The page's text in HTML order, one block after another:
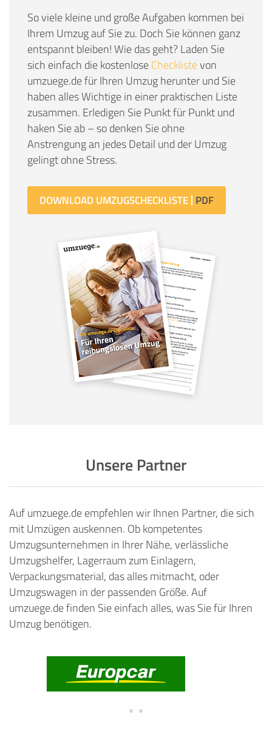
So viele kleine und große Aufgaben kommen bei
Ihrem Umzug auf Sie zu. Doch Sie können ganz
entspannt bleiben! Wie das geht? Laden Sie
sich einfach die kostenloseChecklistevon
umzuege.de für Ihren Umzug herunter und Sie
haben alles Wichtige in einer praktischen Liste
zusammen. Erledigen Sie Punkt für Punkt und
haken Sie ab – so denken Sie ohne
Anstrengung an jedes Detail und der Umzug
gelingt ohne Stress.
DOWNLOAD UMZUGSCHECKLISTE
Unsere Partner
Auf umzuege.de empfehlen wir Ihnen Partner, die sich
mit Umzügen auskennen. Ob kompetentes
Umzugsunternehmen in Ihrer Nähe, verlässliche
Umzugshelfer, Lagerraum zum Einlagern,
Verpackungsmaterial, das alles mitmacht, oder
Umzugswagen in der passenden Größe. Auf
umzuege.de finden Sie einfach alles, was Sie für Ihren
Umzug benötigen.